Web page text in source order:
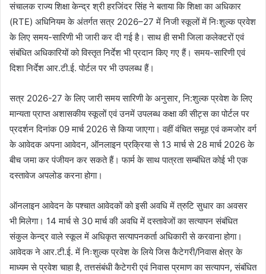
संचालक राज्य शिक्षा केन्द्र श्री हरजिंदर सिंह ने बताया कि शिक्षा का अधिकार
(RTE) अधिनियम के अंतर्गत सत्र 2026–27 में निजी स्कूलों में निःशुल्क प्रवेश
के लिए समय-सारिणी भी जारी कर दी गई है। साथ ही सभी जिला कलेक्टरों एवं
संबंधित अधिकारियों को विस्तृत निर्देश भी प्रदान किए गए हैं। समय-सारिणी एवं
दिशा निर्देश आर.टी.ई. पोर्टल पर भी उपलब्ध हैं।
सत्र 2026-27 के लिए जारी समय सारिणी के अनुसार, नि:शुल्क प्रवेश के लिए
मान्यता प्राप्त अशासकीय स्कूलों एवं उनमें उपलब्ध कक्षा की सीट्स का पोर्टल पर
प्रदर्शन दिनांक 09 मार्च 2026 से किया जाएगा। वहीं वंचित समूह एवं कमजोर वर्ग
के आवेदक अपना आवेदन, ऑनलाइन प्रक्रिया से 13 मार्च से 28 मार्च 2026 के
बीच जमा कर पंजीयन कर सकते हैं। फार्म के साथ पात्रता सम्बंधित कोई भी एक
दस्तावेज अपलोड करना होगा।
ऑनलाइन आवेदन के पश्चात आवेदकों को इसी अवधि में त्रुटि सुधार का अवसर
भी मिलेगा। 14 मार्च से 30 मार्च की अवधि में दस्तावेजों का सत्यापन संबंधित
संकुल केन्द्र वाले स्कूल में अधिकृत सत्यापनकर्ता अधिकारी से करवाना होगा।
आवेदक ने आर.टी.ई. में निःशुल्क प्रवेश के लिये जिस कैटेगरी/निवास क्षेत्र के
माध्यम से प्रवेश चाहा है, तत्तसंबंधी कैटेगरी एवं निवास प्रमाण का सत्यापन, संबंधित